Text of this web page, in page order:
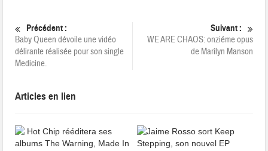
Précédent :
Baby Queen dévoile une vidéo
délirante réalisée pour son single
Medicine.
Suivant :
WE ARE CHAOS: onziéme opus
de Marilyn Manson
Articles en lien